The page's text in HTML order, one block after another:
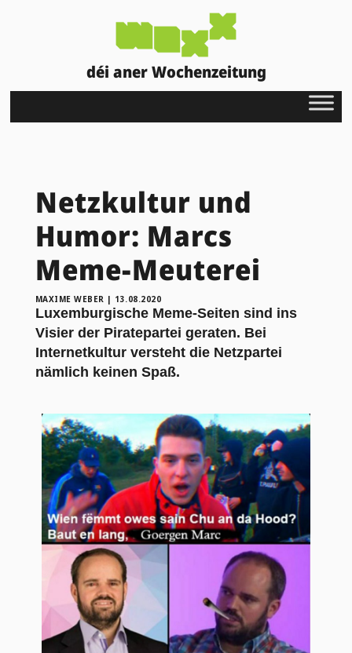
déi aner Wochenzeitung
Netzkultur und
Humor: Marcs
Meme-Meuterei
MAXIME WEBER | 13.08.2020
Luxemburgische Meme-Seiten sind ins
Visier der Piratepartei geraten. Bei
Internetkultur versteht die Netzpartei
nämlich keinen Spaß.